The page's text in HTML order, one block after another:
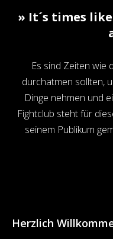
» It´s times
Es sind Zeiten wie
durchatmen sollten,
Dinge nehmen und
Fightclub steht für
seinem Publikum
Herzlich